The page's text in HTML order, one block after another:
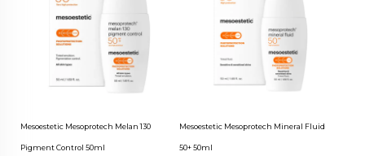
Mesoestetic Mesoprotech Melan 130
Pigment Control 50ml
Mesoestetic Mesoprotech Mineral Fluid
50+ 50ml